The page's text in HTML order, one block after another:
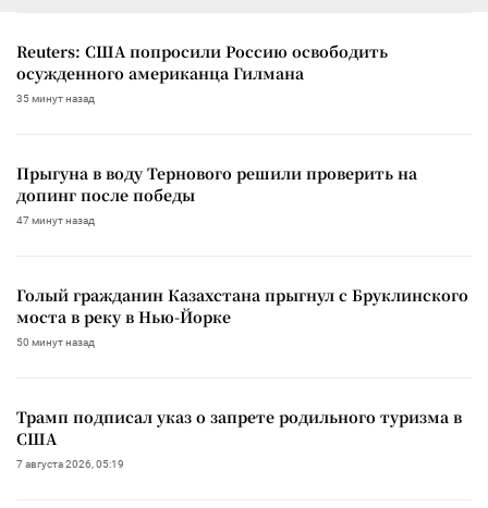
Reuters: США попросили Россию освободить
осужденного американца Гилмана
35 минут назад
Прыгуна в воду Тернового решили проверить на
допинг после победы
47 минут назад
Голый гражданин Казахстана прыгнул с Бруклинского
моста в реку в Нью-Йорке
50 минут назад
Трамп подписал указ о запрете родильного туризма в
США
7 августа 2026, 05:19